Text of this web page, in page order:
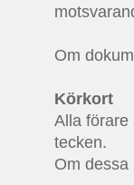
Om
Körkort
Alla förare
tecken.
Om dessa